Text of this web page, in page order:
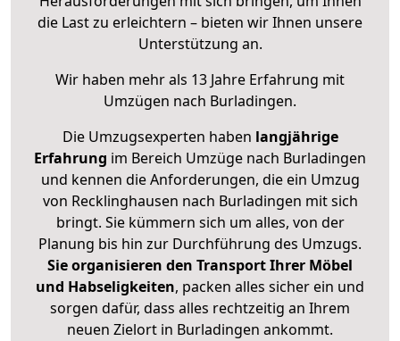
die Last zu erleichtern – bieten wir Ihnen unsere
Unterstützung an.
Wir haben mehr als 13 Jahre Erfahrung mit
Umzügen nach Burladingen.
Die Umzugsexperten haben langjährige
Erfahrung im Bereich Umzüge nach Burladingen
und kennen die Anforderungen, die ein Umzug
von Recklinghausen nach Burladingen mit sich
bringt. Sie kümmern sich um alles, von der
Planung bis hin zur Durchführung des Umzugs.
Sie organisieren den Transport Ihrer Möbel
und Habseligkeiten, packen alles sicher ein und
sorgen dafür, dass alles rechtzeitig an Ihrem
neuen Zielort in Burladingen ankommt.